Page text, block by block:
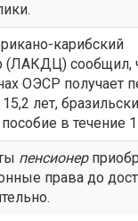
карибский
(ЛАКДЦ) сообщил,
ОЭСР получает
лет,
в течение
пенсионер
права до